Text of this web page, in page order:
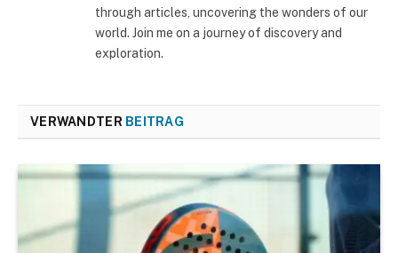
through articles, uncovering the wonders of our
world. Join me on a journey of discovery and
exploration.
VERWANDTER BEITRAG